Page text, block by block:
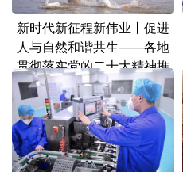
新时代新征程新伟业丨促进
人与自然和谐共生——各地
贯彻落实党的二十大精神推
动绿色发展观察